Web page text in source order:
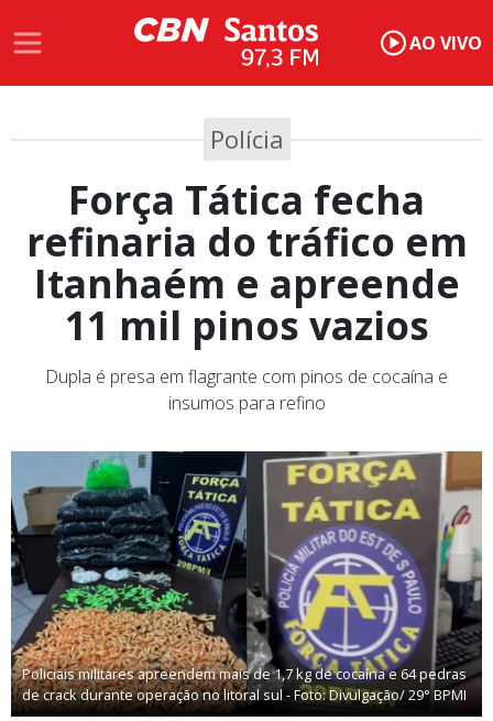
AO VIVO
Polícia
Força Tática fecha
refinaria do tráfico em
Itanhaém e apreende
11 mil pinos vazios
Dupla é presa em flagrante com pinos de cocaína e
insumos para refino
Policiais militares apreendem mais de 1,7 kg de cocaína e 64 pedras
de crack durante operação no litoral sul - Foto: Divulgação/ 29° BPMI